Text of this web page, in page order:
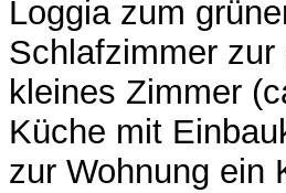
Loggia zum
Schlafzimmer
kleines Zimmer
Küche mit
zur Wohnung ein